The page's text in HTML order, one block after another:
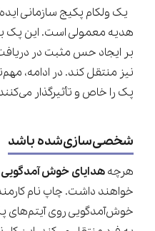
یک ولکام پکیج سازمانی
هدیه معمولی است. این پک
بر ایجاد حس مثبت در
نیز منتقل کند. در ادامه،
پک را خاص و تأثیرگذار
شخصی‌سازی‌شده باشد
هرچههدایای خوش آمدگویی
خواهند داشت. چاپ نام
خوش‌آمدگویی روی آیتم‌های